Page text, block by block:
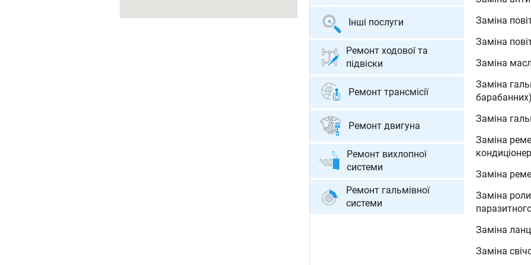
Заміна
Заміна
Заміна
Заміна
барабанних)
Заміна
Заміна
Заміна
Заміна
Заміна
Заміна
вижимного
Інші послуги
Евакуатор
Продаж
Ремонт ходової та
підвіски
Заміна та
Заміна
Ремонт трансмісії
Ремонт
Ремонт
Заміна та
Заміна та
Ремонт двигуна
Заміна
Заміна
Заміна та
двигуна
Ремонт вихлопної
системи
Ремонт і
Заміна
Установка
Заміна
Перевірка,
сажі (DPF)
Ремонт гальмівної
системи
Заміна
Проточка